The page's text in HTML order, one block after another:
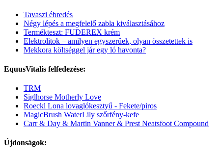
Tavaszi ébredés
Négy lépés a megfelelő zabla kiválasztásához
Termékteszt: FUDEREX krém
Elektrolitok – amilyen egyszerűek, olyan összetettek is
Mekkora költséggel jár egy ló havonta?
EquusVitalis felfedezése:
TRM
Siglhorse Motherly Love
Roeckl Lona lovaglókesztyű - Fekete/piros
MagicBrush WaterLily szőrfény-kefe
Carr & Day & Martin Vanner & Prest Neatsfoot Compound
Újdonságok: